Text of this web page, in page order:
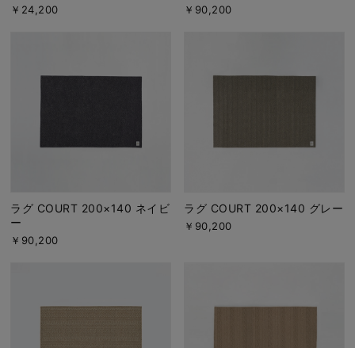
￥24,200 ￥90,200
ラグ COURT 200×140 ネイビ
ー
￥90,200
ラグ COURT 200×140 グレー
￥90,200